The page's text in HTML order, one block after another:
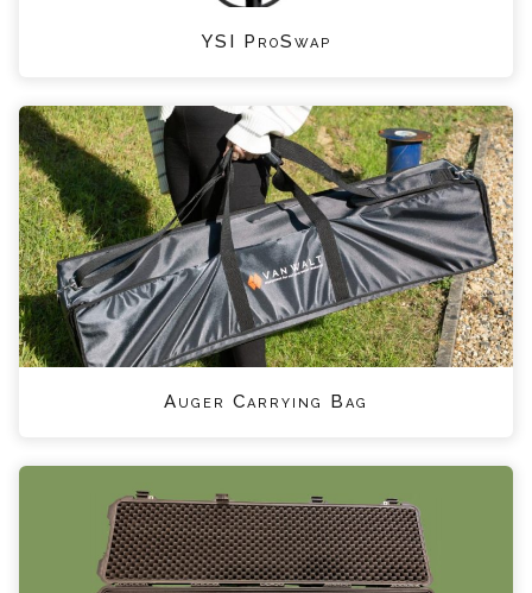
YSI ProSwap
Auger Carrying Bag